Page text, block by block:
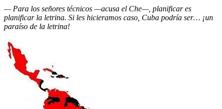
— Para los señores técnicos —acusa el Che—, planificar es
planificar la letrina. Si les hicieramos caso, Cuba podría ser… ¡un
paraíso de la letrina!